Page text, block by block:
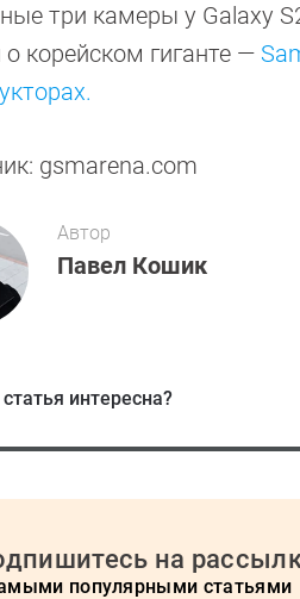
три камеры у Galaxy
о корейском гиганте —
gsmarena.com
Автор
Павел Кошик
интересна?
на
популярными статьями